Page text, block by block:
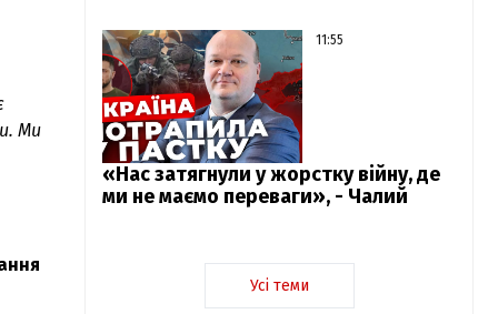
Ми
11:55
«Нас затягнули у жорстку війну, де
ми не маємо переваги», - Чалий
Усі теми